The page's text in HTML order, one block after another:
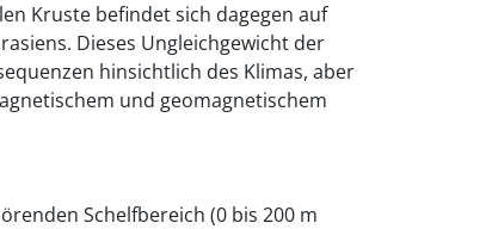
Kruste befindet sich dagegen auf
Dieses Ungleichgewicht der
hinsichtlich des Klimas, aber
und geomagnetischem
Schelfbereich (0 bis 200 m